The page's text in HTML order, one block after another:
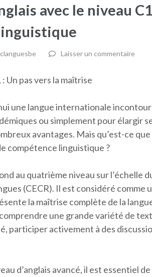
avec le niveau
Laisser un commentaire
: Un pas vers la maîtrise
une langue internationale
ou simplement pour élargir
avantages. Mais qu’est-ce
compétence linguistique ?
au quatrième niveau sur l’échelle
(CECR). Il est considéré comme
la maîtrise complète de la
une grande variété de
participer activement à des
d’anglais avancé, il est essentiel